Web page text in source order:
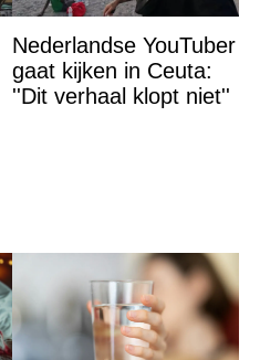
Nederlandse YouTuber
gaat kijken in Ceuta:
''Dit verhaal klopt niet''